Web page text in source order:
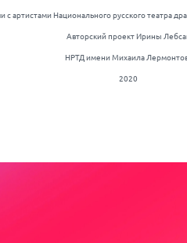
с артистами Национального русского театра
Авторский проект Ирины
НРТД имени Михаила
2020